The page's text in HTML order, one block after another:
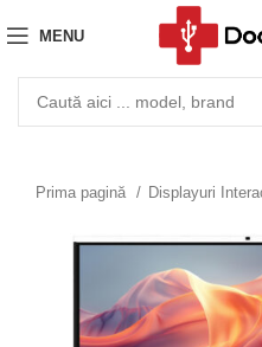
MENU
Prima pagină Displayuri